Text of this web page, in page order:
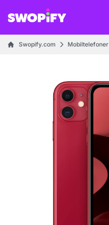
Swopify.com Mobiltelefoner